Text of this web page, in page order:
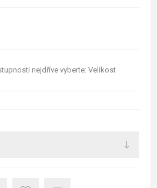
nejdříve vyberte: Velikost